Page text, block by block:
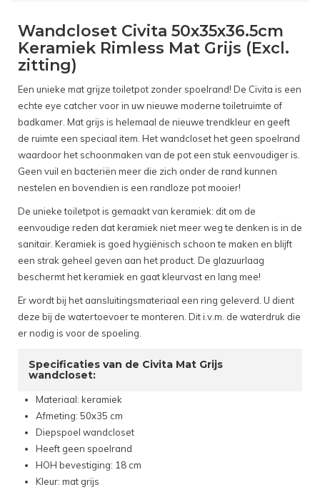
Wandcloset Civita 50x35x36.5cm
Keramiek Rimless Mat Grijs (Excl.
zitting)
Een unieke mat grijze toiletpot zonder spoelrand! De Civita is een
echte eye catcher voor in uw nieuwe moderne toiletruimte of
badkamer. Mat grijs is helemaal de nieuwe trendkleur en geeft
de ruimte een speciaal item. Het wandcloset het geen spoelrand
waardoor het schoonmaken van de pot een stuk eenvoudiger is.
Geen vuil en bacteriën meer die zich onder de rand kunnen
nestelen en bovendien is een randloze pot mooier!
De unieke toiletpot is gemaakt van keramiek: dit om de
eenvoudige reden dat keramiek niet meer weg te denken is in de
sanitair. Keramiek is goed hygiënisch schoon te maken en blijft
een strak geheel geven aan het product. De glazuurlaag
beschermt het keramiek en gaat kleurvast en lang mee!
Er wordt bij het aansluitingsmateriaal een ring geleverd. U dient
deze bij de watertoevoer te monteren. Dit i.v.m. de waterdruk die
er nodig is voor de spoeling.
Specificaties van de Civita Mat Grijs
wandcloset:
Materiaal: keramiek
Afmeting: 50x35 cm
Diepspoel wandcloset
Heeft geen spoelrand
HOH bevestiging: 18 cm
Kleur: mat grijs